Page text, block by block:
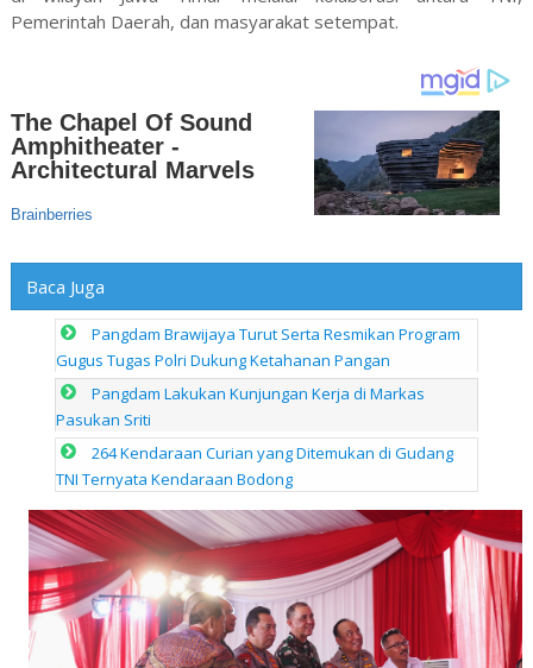
Pemerintah Daerah, dan masyarakat setempat.
Baca Juga
Pangdam Brawijaya Turut Serta Resmikan Program
Gugus Tugas Polri Dukung Ketahanan Pangan
Pangdam Lakukan Kunjungan Kerja di Markas
Pasukan Sriti
264 Kendaraan Curian yang Ditemukan di Gudang
TNI Ternyata Kendaraan Bodong